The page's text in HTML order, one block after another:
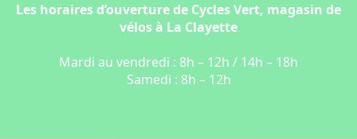
Les horaires d’ouverture de Cycles Vert, magasin de
vélos à La Clayette
Mardi au vendredi : 8h – 12h / 14h – 18h
Samedi : 8h – 12h